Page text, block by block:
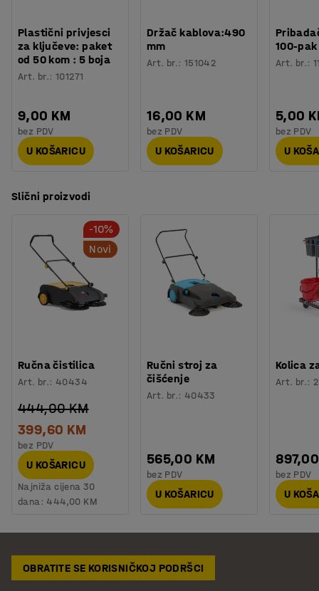
Plastični privjesci
za ključeve: paket
od 50 kom : 5 boja
Art. br.:101271
9,00 KM
bez PDV
U KOŠARICU
Držač kablova:490
mm
Art. br.: 151042
16,00 KM
bez PDV
U KOŠARICU
100-pak
Art. br.:
5,00
bez PDV
U
Slični proizvodi
-10%
Novi
Ručna čistilica
Art. br.: 40434
399,60 KM
444,00 KM
bez PDV
U KOŠARICU
Najniža cijena 30
dana: 444,00 KM
Ručni stroj za
čišćenje
Art. br.: 40433
565,00 KM
bez PDV
U KOŠARICU
Kolica
Art. br.:
bez PDV
U
OBRATITE SE KORISNIČKOJ PODRŠCI